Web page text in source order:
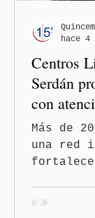
de la
el
Centros
Serdán
con
Más de
una red
hace 4